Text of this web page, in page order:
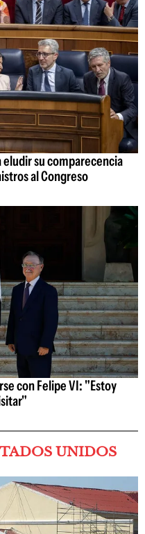
su comparecencia
al Congreso
con Felipe VI: "Estoy
UNIDOS